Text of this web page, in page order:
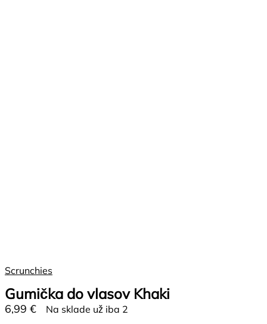
Scrunchies
Gumička do vlasov Khaki
6,99 € Na sklade už iba 2